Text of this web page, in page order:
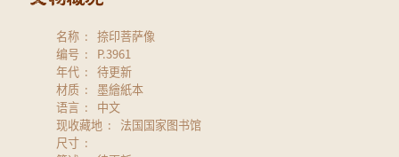
名称
捺印菩萨像
编号
P.3961
年代
待更新
材质
墨繪紙本
语言
中文
现收藏地
法国国家图书馆
尺寸